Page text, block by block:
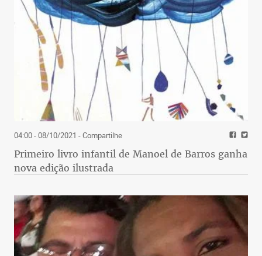
04:00 - 08/10/2021 - Compartilhe
Primeiro livro infantil de Manoel de Barros ganha
nova edição ilustrada